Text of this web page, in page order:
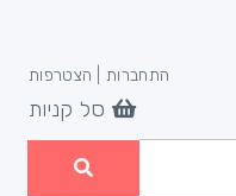
התחברות הצטרפות
סל קניות